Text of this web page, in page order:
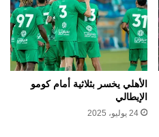
الأهلي يخسر بثلاثية أمام كومو
الإيطالي
24 يوليو، 2025